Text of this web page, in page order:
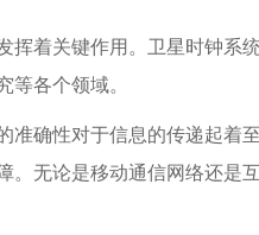
挥着关键作用。卫星时钟系
等各个领域。
准确性对于信息的传递起着
。无论是移动通信网络还是